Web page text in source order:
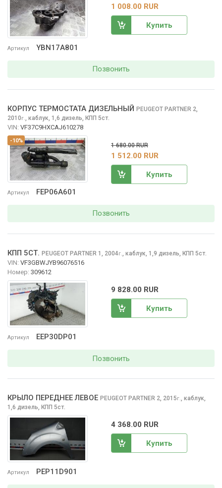
Артикул YBN17A801
1 008.00 RUR
Купить
Позвонить
-10%
Артикул FEP06A601
КОРПУС ТЕРМОСТАТА ДИЗЕЛЬНЫЙ PEUGEOT PARTNER 2,
2010г. каблук, 1,6 дизель, КПП 5ст.
VIN: VF37C9HXCAJ610278
1 680.00 RUR
1 512.00 RUR
Купить
Позвонить
Артикул EEP30DP01
КПП 5СТ. PEUGEOT PARTNER 1, 2004г. каблук, 1,9 дизель, КПП 5ст.
VIN: VF3GBWJYB96076516
Номер: 309612
9 828.00 RUR
Купить
Позвонить
Артикул PEP11D901
КРЫЛО ПЕРЕДНЕЕ ЛЕВОЕ PEUGEOT PARTNER 2, 2015г. каблук,
1,6 дизель, КПП 5ст.
4 368.00 RUR
Купить